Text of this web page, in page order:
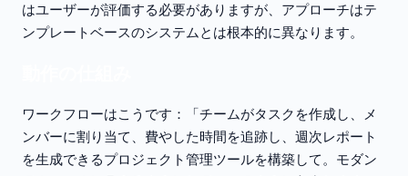
はユーザーが評価する必要がありますが、アプローチはテ
ンプレートベースのシステムとは根本的に異なります。
ワークフローはこうです：「チームがタスクを作成し、メ
ンバーに割り当て、費やした時間を追跡し、週次レポート
を生成できるプロジェクト管理ツールを構築して。モダン